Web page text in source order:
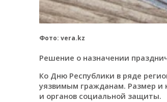
Фото: vera.kz
Решение о назначении
Ко Дню Республики в ряде
уязвимым гражданам. Размер и
и органов социальной защиты.